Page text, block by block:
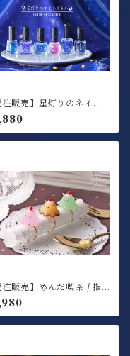
注販売】星灯りのネイル
ボトル / オブジェ
注販売】めんだ喫茶 / 指